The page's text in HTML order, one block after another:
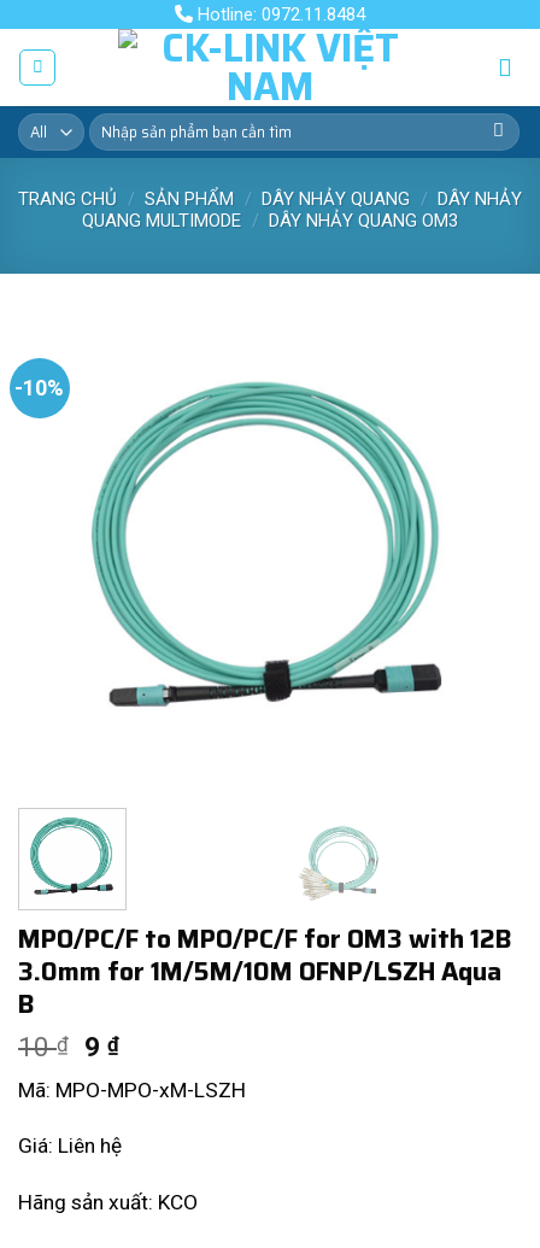
content
Hotline: 0972.11.8484
Tìm
kiếm:
TRANG CHỦ / SẢN PHẨM / DÂY NHẢY QUANG / DÂY NHẢY
QUANG MULTIMODE / DÂY NHẢY QUANG OM3
-10%
MPO/PC/F to MPO/PC/F for OM3 with 12B
3.0mm for 1M/5M/10M OFNP/LSZH Aqua
B
10₫ 9 ₫
Mã: MPO-MPO-xM-LSZH
Giá: Liên hệ
Hãng sản xuất: KCO